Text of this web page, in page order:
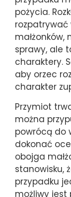
pożycia.
rozpatrywać
sprawy, ale
charaktery.
aby orzec
charakter
Przymiot
można
powrócą do
dokonać
obojga
stanowisku,
przypadku
możliwy jest